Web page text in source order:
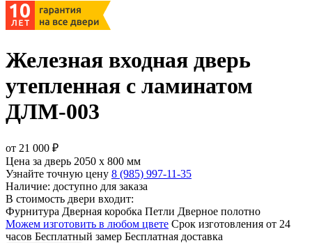
Железная входная дверь
утепленная с ламинатом
ДЛМ-003
от 21 000 ₽
Цена за дверь 2050 x 800 мм
Узнайте точную цену 8 (985) 997-11-35
Наличие: доступно для заказа
В стоимость двери входит:
Фурнитура Дверная коробка Петли Дверное полотно
Можем изготовить в любом цвете Срок изготовления от 24
часов Бесплатный замер Бесплатная доставка